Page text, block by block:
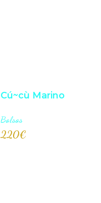
Cú~cù Marino
Bolsos
220€